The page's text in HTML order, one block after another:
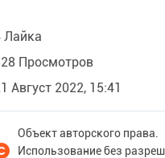
Лайка
Просмотров
Август 2022, 15:41
Объект авторского права.
Использование без